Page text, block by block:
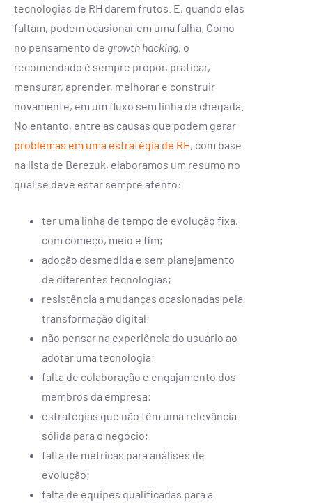
tecnologias de RH darem frutos. E, quando elas
faltam, podem ocasionar em uma falha. Como
no pensamento de growth hacking, o
recomendado é sempre propor, praticar,
mensurar, aprender, melhorar e construir
novamente, em um fluxo sem linha de chegada.
No entanto, entre as causas que podem gerar
problemas em uma estratégia de RH, com base
na lista de Berezuk, elaboramos um resumo no
qual se deve estar sempre atento:
ter uma linha de tempo de evolução fixa,
com começo, meio e fim;
adoção desmedida e sem planejamento
de diferentes tecnologias;
resistência a mudanças ocasionadas pela
transformação digital;
não pensar na experiência do usuário ao
adotar uma tecnologia;
falta de colaboração e engajamento dos
membros da empresa;
estratégias que não têm uma relevância
sólida para o negócio;
falta de métricas para análises de
evolução;
falta de equipes qualificadas para a